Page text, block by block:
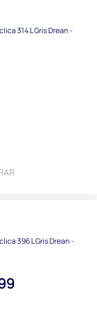
314 L Gris Drean -
396 L Gris Drean -